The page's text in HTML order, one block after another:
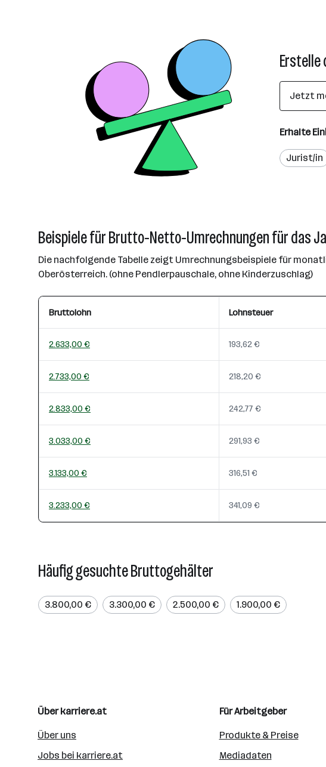
Erstelle
Jetzt
Erhalte
Jurist/in
Beispiele für Brutto-Netto-Umrechnungen für das
Die nachfolgende Tabelle zeigt Umrechnungsbeispiele für
Oberösterreich. (ohne Pendlerpauschale, ohne Kinderzuschlag)
Bruttolohn Lohnsteuer
2.633,00 € 193,62 €
2.733,00 € 218,20 €
2.833,00 € 242,77 €
3.033,00 € 291,93 €
3.133,00 € 316,51 €
3.233,00 € 341,09 €
Häufig gesuchte Bruttogehälter
3.800,00 € 3.300,00 € 2.500,00 € 1.900,00 €
Über karriere.at
Über uns
Jobs bei karriere.at
Für Arbeitgeber
Produkte & Preise
Mediadaten